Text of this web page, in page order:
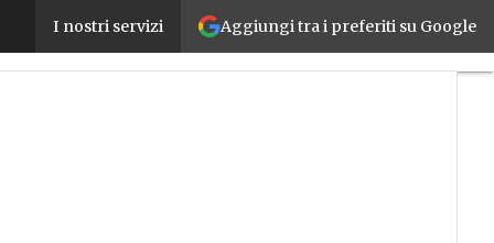
Aggiungi tra i preferiti su Google
I nostri servizi
nuovo MES alla Digital Airplane Factory, Efa